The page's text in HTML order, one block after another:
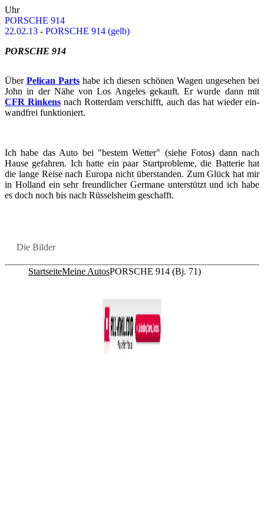
Uhr
POR­SCHE 914
22.02.13 - POR­SCHE 914 (gelb)
POR­SCHE 914
Über Pe­lican Partshabe ich die­sen schö­nen Wagen un­ge­se­hen bei
John in der Nähe von Los An­ge­les ge­kauft. Er wurde dann mit
CFR Rin­kens nach Rot­ter­dam ver­schifft, auch das hat wie­der ein­
wand­frei funk­tio­niert.
Ich habe das Auto bei "bes­tem Wet­ter" (siehe Fotos) dann nach
Hause ge­fah­ren. Ich hatte ein paar Start­pro­ble­me, die Bat­te­rie hat
die lange Reise nach Eu­ro­pa nicht über­stan­den. Zum Glück hat mir
in Hol­land ein sehr freund­li­cher Ger­ma­ne un­ter­stützt und ich habe
es doch noch bis nach Rüs­sels­heim ge­schafft.
Die Bil­der
StartseiteMeine AutosPORSCHE 914 (Bj. 71)